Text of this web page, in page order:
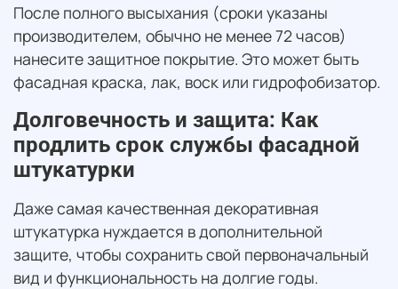
После полного высыхания (сроки указаны
производителем, обычно не менее 72 часов)
нанесите защитное покрытие. Это может быть
фасадная краска, лак, воск или гидрофобизатор.
Долговечность и защита: Как
продлить срок службы фасадной
штукатурки
Даже самая качественная декоративная
штукатурка нуждается в дополнительной
защите, чтобы сохранить свой первоначальный
вид и функциональность на долгие годы.